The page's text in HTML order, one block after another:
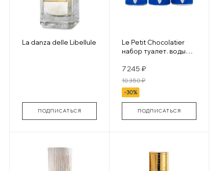
La danza delle Libellule
ПОДПИСАТЬСЯ
Le Petit Chocolatier
набор туалет. воды
7 245 ₽
10 350 ₽
-30%
ПОДПИСАТЬСЯ